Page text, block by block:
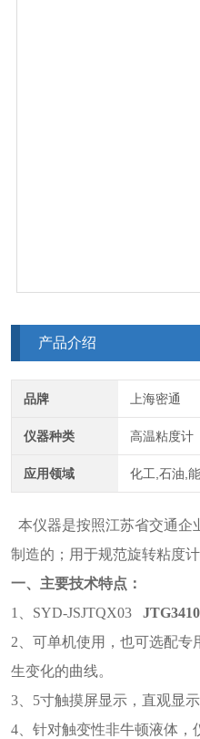
产品介绍
品牌 上海密通
仪器种类 高温粘度计
应用领域 化工,石油,
本仪器是按照江苏省交通企
制造的；用于规范旋转粘度
一、主要技术特点：
1、SYD-JSJTQX03
2、可单机使用，也可选配
生变化的曲线。
3、5寸触摸屏显示，直观显
4、针对触变性非牛顿液体，